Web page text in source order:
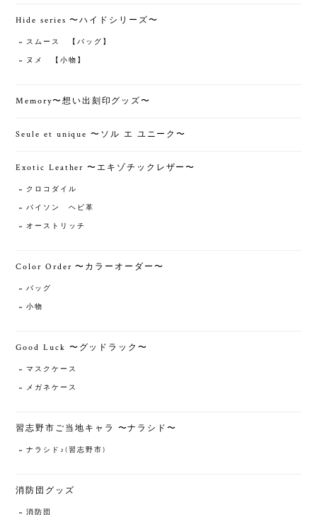
Hide series 〜ハイドシリーズ〜
スムース 【バッグ】
ヌメ 【小物】
Memory〜想い出刻印グッズ〜
Seule et unique 〜ソル エ ユニーク〜
Exotic Leather 〜エキゾチックレザー〜
クロコダイル
パイソン ヘビ革
オーストリッチ
Color Order 〜カラーオーダー〜
バッグ
小物
Good Luck 〜グッドラック〜
マスクケース
メガネケース
習志野市ご当地キャラ 〜ナラシド〜
ナラシド♪(習志野市)
消防団グッズ
消防団